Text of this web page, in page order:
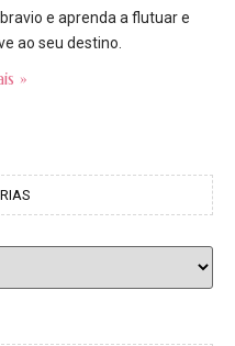
e aprenda a flutuar e
ao seu destino.
»